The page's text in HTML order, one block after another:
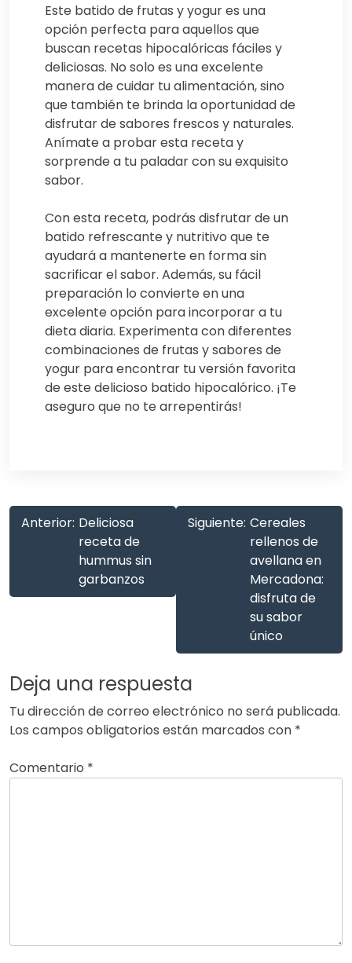
Este batido de frutas y yogur es una
opción perfecta para aquellos que
buscan recetas hipocalóricas fáciles y
deliciosas. No solo es una excelente
manera de cuidar tu alimentación, sino
que también te brinda la oportunidad de
disfrutar de sabores frescos y naturales.
Anímate a probar esta receta y
sorprende a tu paladar con su exquisito
sabor.
Con esta receta, podrás disfrutar de un
batido refrescante y nutritivo que te
ayudará a mantenerte en forma sin
sacrificar el sabor. Además, su fácil
preparación lo convierte en una
excelente opción para incorporar a tu
dieta diaria. Experimenta con diferentes
combinaciones de frutas y sabores de
yogur para encontrar tu versión favorita
de este delicioso batido hipocalórico. ¡Te
aseguro que no te arrepentirás!
Anterior: Deliciosa
receta de
hummus sin
garbanzos
Siguiente: Cereales
rellenos de
avellana en
Mercadona:
disfruta de
su sabor
único
Deja una respuesta
Tu dirección de correo electrónico no será publicada.
Los campos obligatorios están marcados con *
Comentario *